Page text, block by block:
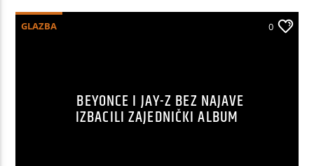
GLAZBA 0
BEYONCE I JAY-Z BEZ NAJAVE
IZBACILI ZAJEDNIČKI ALBUM